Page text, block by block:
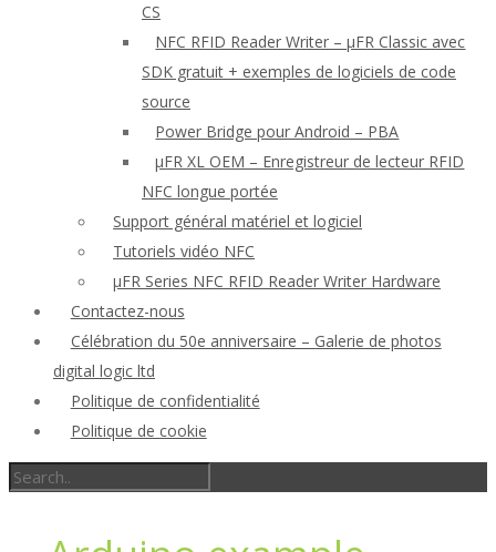
CS
NFC RFID Reader Writer – μFR Classic avec
SDK gratuit + exemples de logiciels de code
source
Power Bridge pour Android – PBA
μFR XL OEM – Enregistreur de lecteur RFID
NFC longue portée
Support général matériel et logiciel
Tutoriels vidéo NFC
μFR Series NFC RFID Reader Writer Hardware
Contactez-nous
Célébration du 50e anniversaire – Galerie de photos
digital logic ltd
Politique de confidentialité
Politique de cookie